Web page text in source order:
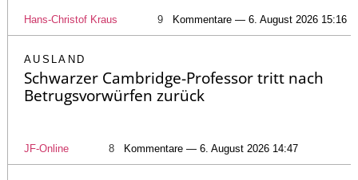
Hans-Christof Kraus 9 Kommentare — 6. August 2026 15:16
AUSLAND
Schwarzer Cambridge-Professor tritt nach
Betrugsvorwürfen zurück
JF-Online 8 Kommentare — 6. August 2026 14:47